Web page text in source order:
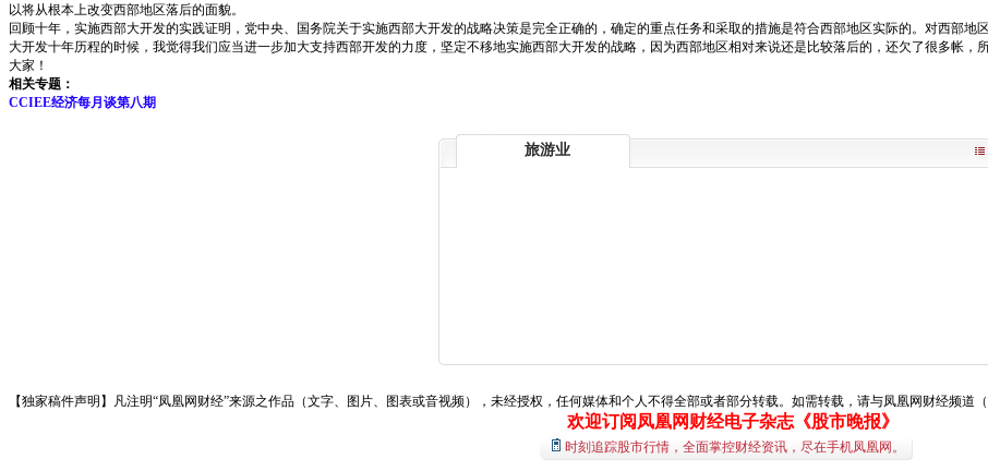
以将从根本上改变西部地区落后的面貌。
回顾十年，实施西部大开发的实践证明，党中央、国务院关于实施西部大开发的战略决策是完全正确的，确定的重点任务和采取的措施是符合西部地区实际的。对西部
大开发十年历程的时候，我觉得我们应当进一步加大支持西部开发的力度，坚定不移地实施西部大开发的战略，因为西部地区相对来说还是比较落后的，还欠了很多帐
大家！
相关专题：
CCIEE经济每月谈第八期
旅游业
【独家稿件声明】凡注明“凤凰网财经”来源之作品（文字、图片、图表或音视频），未经授权，任何媒体和个人不得全部或者部分转载。如需转载，请与凤凰网财经频道
欢迎订阅凤凰网财经电子杂志《股市晚报》
时刻追踪股市行情，全面掌控财经资讯，尽在手机凤凰网。